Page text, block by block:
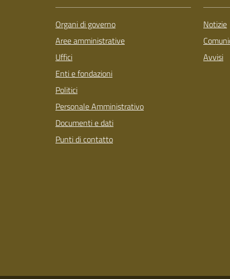
Organi di governo
Aree amministrative
Uffici
Enti e fondazioni
Politici
Personale Amministrativo
Documenti e dati
Punti di contatto
Notizie
Avvisi